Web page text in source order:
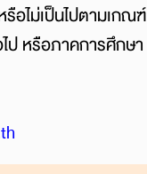
อไม่เป็นไปตามเกณฑ์
ป หรือภาคการศึกษา